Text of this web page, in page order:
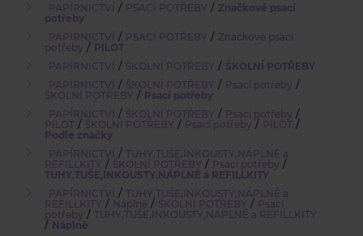
PAPÍRNICTVÍ / PSACÍ POTŘEBY / Značkové psací
potřeby
PAPÍRNICTVÍ / PSACÍ POTŘEBY / Značkové psací
potřeby / PILOT
PAPÍRNICTVÍ / ŠKOLNÍ POTŘEBY / ŠKOLNÍ POTŘEBY
PAPÍRNICTVÍ / ŠKOLNÍ POTŘEBY / Psací potřeby /
ŠKOLNÍ POTŘEBY / Psací potřeby
PAPÍRNICTVÍ / ŠKOLNÍ POTŘEBY / Psací potřeby /
PILOT / ŠKOLNÍ POTŘEBY / Psací potřeby / PILOT /
Podle značky
PAPÍRNICTVÍ / TUHY,TUŠE,INKOUSTY,NÁPLNĚ a
REFILLKITY / ŠKOLNÍ POTŘEBY / Psací potřeby /
TUHY,TUŠE,INKOUSTY,NÁPLNĚ a REFILLKITY
PAPÍRNICTVÍ / TUHY,TUŠE,INKOUSTY,NÁPLNĚ a
REFILLKITY / Náplně / ŠKOLNÍ POTŘEBY / Psací
potřeby / TUHY,TUŠE,INKOUSTY,NÁPLNĚ a REFILLKITY
/ Náplně